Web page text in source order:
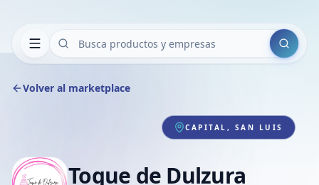
Buscar
Volver al marketplace
CAPITAL, SAN LUIS
Toque de Dulzura